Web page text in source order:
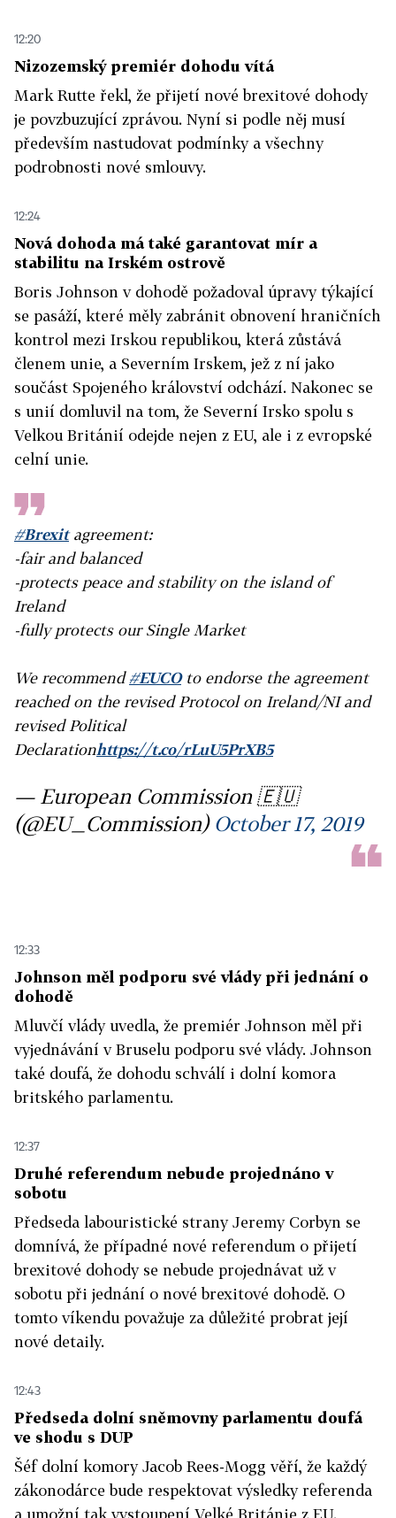
12:20
Nizozemský premiér dohodu vítá
Mark Rutte řekl, že přijetí nové brexitové dohody
je povzbuzující zprávou. Nyní si podle něj musí
především nastudovat podmínky a všechny
podrobnosti nové smlouvy.
12:24
Nová dohoda má také garantovat mír a
stabilitu na Irském ostrově
Boris Johnson v dohodě požadoval úpravy týkající
se pasáží, které měly zabránit obnovení hraničních
kontrol mezi Irskou republikou, která zůstává
členem unie, a Severním Irskem, jež z ní jako
součást Spojeného království odchází. Nakonec se
s unií domluvil na tom, že Severní Irsko spolu s
Velkou Británií odejde nejen z EU, ale i z evropské
celní unie.
#Brexitagreement:
-fair and balanced
-protects peace and stability on the island of
Ireland
-fully protects our Single Market
We recommend#EUCOto endorse the agreement
reached on the revised Protocol on Ireland/NI and
revised Political
Declarationhttps://t.co/rLuU5PrXB5
— European Commission 🇪🇺
(@EU_Commission) October 17, 2019
12:33
Johnson měl podporu své vlády při jednání o
dohodě
Mluvčí vlády uvedla, že premiér Johnson měl při
vyjednávání v Bruselu podporu své vlády. Johnson
také doufá, že dohodu schválí i dolní komora
britského parlamentu.
12:37
Druhé referendum nebude projednáno v
sobotu
Předseda labouristické strany Jeremy Corbyn se
domnívá, že případné nové referendum o přijetí
brexitové dohody se nebude projednávat už v
sobotu při jednání o nové brexitové dohodě. O
tomto víkendu považuje za důležité probrat její
nové detaily.
12:43
Předseda dolní sněmovny parlamentu doufá
ve shodu s DUP
Šéf dolní komory Jacob Rees-Mogg věří, že každý
zákonodárce bude respektovat výsledky referenda
a umožní tak vystoupení Velké Británie z EU.